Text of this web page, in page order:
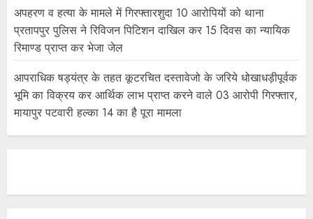
अपहरण व हत्या के मामले में गिरफ्तारशुदा 10 आरोपियों को थाना
प्रतापपुर पुलिस ने रिविजन पिटिशन दाखिल कर 15 दिवस का न्यायिक
रिमाण्ड प्राप्त कर भेजा जेल
आपराधिक षड्यंत्र के तहत कूटरचित दस्तावेजो के जरिये धोखाधड़ीपूर्वक
भूमि का विक्रय कर आर्थिक लाभ प्राप्त करने वाले 03 आरोपी गिरफ्तार,
मायापुर पटवारी हल्का 14 का है पूरा मामला